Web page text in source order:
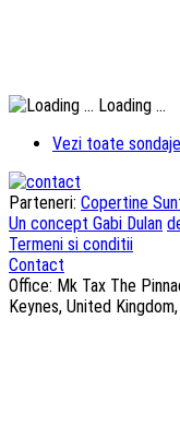
Loading ...
Vezi toate
Parteneri: Copertine
Un concept Gabi Dulan
Termeni si conditii
Contact
Office: Mk Tax The
Keynes, United